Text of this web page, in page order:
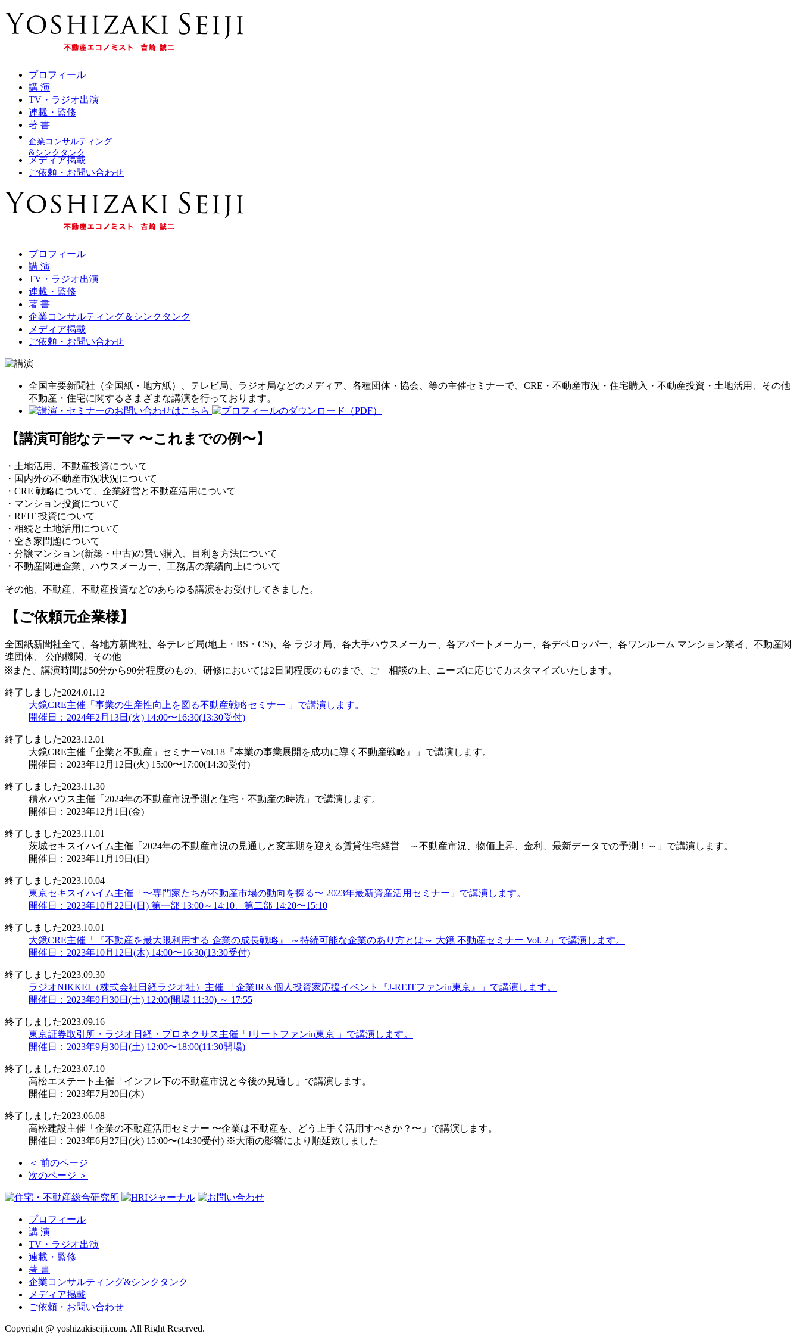
プロフィール
講 演
TV・ラジオ出演
連載・監修
著 書
企業コンサルティング
&シンクタンク
メディア掲載
ご依頼・お問い合わせ
プロフィール
講 演
TV・ラジオ出演
連載・監修
著 書
企業コンサルティング＆シンクタンク
メディア掲載
ご依頼・お問い合わせ
全国主要新聞社（全国紙・地方紙）、テレビ局、ラジオ局などのメディア、各種団体・協会、等の主催セミナーで、CRE・不動産市況・住宅購入・不動産投資・土地活用、その他
不動産・住宅に関するさまざまな講演を行っております。
【講演可能なテーマ 〜これまでの例〜】
・土地活用、不動産投資について
・国内外の不動産市況状況について
・CRE 戦略について、企業経営と不動産活用について
・マンション投資について
・REIT 投資について
・相続と土地活用について
・空き家問題について
・分譲マンション(新築・中古)の賢い購入、目利き方法について
・不動産関連企業、ハウスメーカー、工務店の業績向上について
その他、不動産、不動産投資などのあらゆる講演をお受けしてきました。
【ご依頼元企業様】
全国紙新聞社全て、各地方新聞社、各テレビ局(地上・BS・CS)、各 ラジオ局、各大手ハウスメーカー、各アパートメーカー、各デベロッパー、各ワンルーム マンション業者、不動産関
連団体、 公的機関、その他
※また、講演時間は50分から90分程度のもの、研修においては2日間程度のものまで、ご゙相談の上、ニーズに応じてカスタマイズいたします。
終了しました2024.01.12
大鏡CRE主催「事業の生産性向上を図る不動産戦略セミナー 」で講演します。
開催日：2024年2月13日(火) 14:00〜16:30(13:30受付)
終了しました2023.12.01
大鏡CRE主催「企業と不動産」セミナーVol.18『本業の事業展開を成功に導く不動産戦略』」で講演します。
開催日：2023年12月12日(火) 15:00〜17:00(14:30受付)
終了しました2023.11.30
積水ハウス主催「2024年の不動産市況予測と住宅・不動産の時流」で講演します。
開催日：2023年12月1日(金)
終了しました2023.11.01
茨城セキスイハイム主催「2024年の不動産市況の見通しと変革期を迎える賃貸住宅経営 ～不動産市況、物価上昇、金利、最新データでの予測！～」で講演します。
開催日：2023年11月19日(日)
終了しました2023.10.04
東京セキスイハイム主催「〜専門家たちが不動産市場の動向を探る〜 2023年最新資産活用セミナー」で講演します。
開催日：2023年10月22日(日) 第一部 13:00～14:10、第二部 14:20〜15:10
終了しました2023.10.01
大鏡CRE主催「『不動産を最大限利用する 企業の成長戦略』 ～持続可能な企業のあり方とは～ 大鏡 不動産セミナー Vol. 2」で講演します。
開催日：2023年10月12日(木) 14:00〜16:30(13:30受付)
終了しました2023.09.30
ラジオNIKKEI（株式会社日経ラジオ社）主催 「企業IR＆個人投資家応援イベント『J-REITファンin東京』」で講演します。
開催日：2023年9月30日(土) 12:00(開場 11:30) ～ 17:55
終了しました2023.09.16
東京証券取引所・ラジオ日経・プロネクサス主催「Jリートファンin東京 」で講演します。
開催日：2023年9月30日(土) 12:00〜18:00(11:30開場)
終了しました2023.07.10
高松エステート主催「インフレ下の不動産市況と今後の見通し」で講演します。
開催日：2023年7月20日(木)
終了しました2023.06.08
高松建設主催「企業の不動産活用セミナー 〜企業は不動産を、どう上手く活用すべきか？〜」で講演します。
開催日：2023年6月27日(火) 15:00〜(14:30受付) ※大雨の影響により順延致しました
＜ 前のページ
次のページ ＞
プロフィール
講 演
TV・ラジオ出演
連載・監修
著 書
企業コンサルティング&シンクタンク
メディア掲載
ご依頼・お問い合わせ
Copyright @ yoshizakiseiji.com. All Right Reserved.